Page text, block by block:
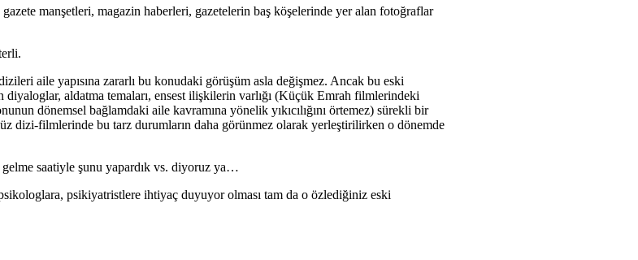
manşetleri, magazin haberleri, gazetelerin baş köşelerinde yer alan fotoğraflar
aile yapısına zararlı bu konudaki görüşüm asla değişmez. Ancak bu eski
aldatma temaları, ensest ilişkilerin varlığı (Küçük Emrah filmlerindeki
dönemsel bağlamdaki aile kavramına yönelik yıkıcılığını örtemez) sürekli bir
dizi-filmlerinde bu tarz durumların daha görünmez olarak yerleştirilirken o dönemde
gelme saatiyle şunu yapardık vs. diyoruz ya…
psikiyatristlere ihtiyaç duyuyor olması tam da o özlediğiniz eski